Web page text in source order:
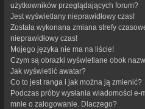
użytkowników przeglądających forum?
Jest wyświetlany nieprawidłowy czas!
Została wykonana zmiana strefy
nieprawidłowy czas!
Mojego języka nie ma na liście!
Czym są obrazki wyświetlane obok
Jak wyświetlić awatar?
Co to jest ranga i jak można ją zmienić?
Podczas próby wysłania wiadomości
mnie o zalogowanie. Dlaczego?